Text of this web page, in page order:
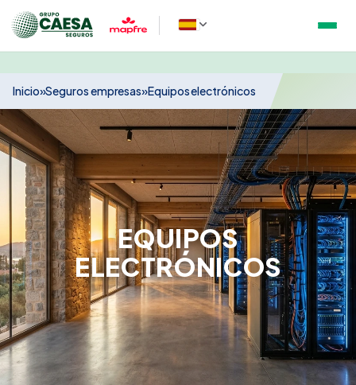
Inicio»Seguros empresas»Equipos electrónicos
EQUIPOS
ELECTRÓNICOS